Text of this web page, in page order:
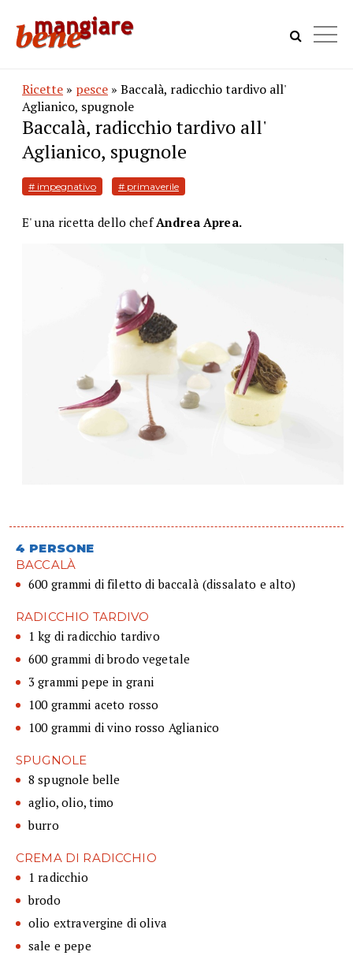
Ricette » pesce » Baccalà, radicchio tardivo all'
Aglianico, spugnole
Baccalà, radicchio tardivo all'
Aglianico, spugnole
# impegnativo # primaverile
E' una ricetta dello chefAndrea Aprea.
4 PERSONE
BACCALÀ
600 grammi di filetto di baccalà (dissalato e alto)
RADICCHIO TARDIVO
1 kg di radicchio tardivo
600 grammi di brodo vegetale
3 grammi pepe in grani
100 grammi aceto rosso
100 grammi di vino rosso Aglianico
SPUGNOLE
8 spugnole belle
aglio, olio, timo
burro
CREMA DI RADICCHIO
1 radicchio
brodo
olio extravergine di oliva
sale e pepe